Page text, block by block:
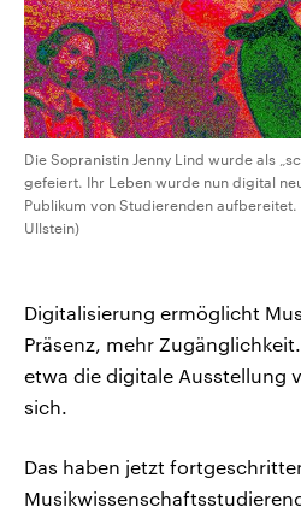
Die Sopranistin Jenny Lind wurde als
gefeiert. Ihr Leben wurde nun digital
Publikum von Studierenden
Ullstein)
Digitalisierung ermöglicht
Präsenz, mehr
etwa die digitale Ausstellung
sich.
Das haben jetzt